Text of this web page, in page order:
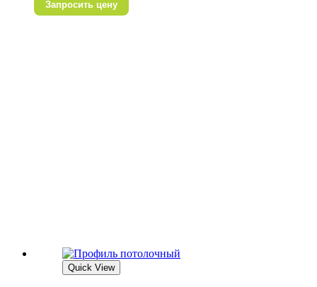
Запросить цену
Quick View